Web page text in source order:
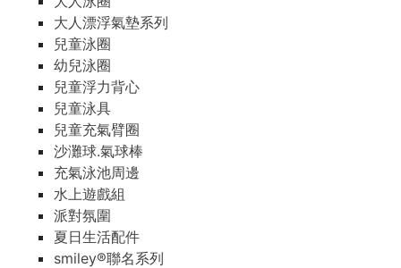
大人漂浮氣墊系列
兒童泳圈
幼兒泳圈
兒童浮力背心
兒童泳具
兒童充氣臂圈
沙灘球.氣球棒
充氣泳池周邊
水上遊戲組
派對氛圍
夏日生活配件
smiley®聯名系列